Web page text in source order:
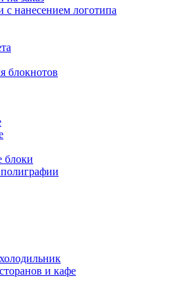
с нанесением логотипа
блокнотов
блоки
и кафе